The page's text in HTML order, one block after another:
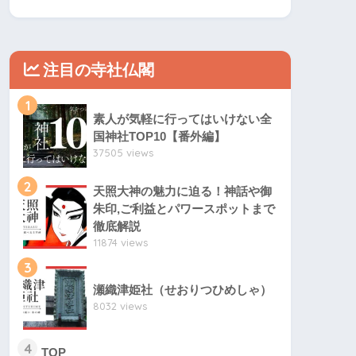
注目の寺社仏閣
1
素人が気軽に行ってはいけない全
国神社TOP10【番外編】
37505 views
2
天照大神の魅力に迫る！神話や御
朱印,ご利益とパワースポットまで
徹底解説
11874 views
3
瀬織津姫社（せおりつひめしゃ）
8032 views
4 TOP